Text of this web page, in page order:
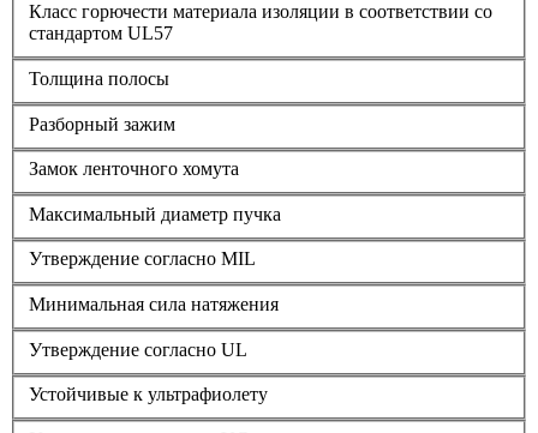
Класс горючести материала изоляции в соответствии со
стандартом UL57
Толщина полосы
Разборный зажим
Замок ленточного хомута
Максимальный диаметр пучка
Утверждение согласно MIL
Минимальная сила натяжения
Утверждение согласно UL
Устойчивые к ультрафиолету